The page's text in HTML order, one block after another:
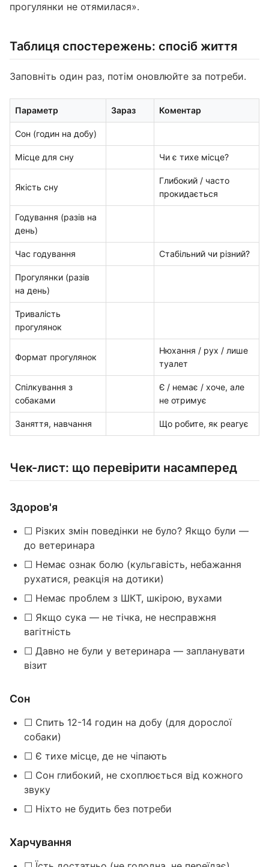
прогулянки не отямилася».
Таблиця спостережень: спосіб життя
Заповніть один раз, потім оновлюйте за потреби.
Параметр Зараз Коментар
Сон (годин на добу)
Місце для сну Чи є тихе місце?
Якість сну
Глибокий / часто
прокидається
Годування (разів на
день)
Час годування Стабільний чи різний?
Прогулянки (разів
на день)
Тривалість
прогулянок
Формат прогулянок
Нюхання / рух / лише
туалет
Спілкування з
собаками
Є / немає / хоче, але
не отримує
Заняття, навчання Що робите, як реагує
Чек-лист: що перевірити насамперед
Здоров'я
☐ Різких змін поведінки не було? Якщо були —
до ветеринара
☐ Немає ознак болю (кульгавість, небажання
рухатися, реакція на дотики)
☐ Немає проблем з ШКТ, шкірою, вухами
☐ Якщо сука — не тічка, не несправжня
вагітність
☐ Давно не були у ветеринара — запланувати
візит
Сон
☐ Спить 12-14 годин на добу (для дорослої
собаки)
☐ Є тихе місце, де не чіпають
☐ Сон глибокий, не схоплюється від кожного
звуку
☐ Ніхто не будить без потреби
Харчування